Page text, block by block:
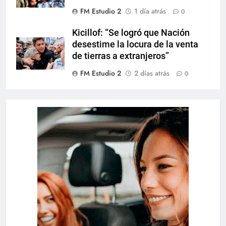
FM Estudio 2 1 día atrás 0
Kicillof: “Se logró que Nación
desestime la locura de la venta
de tierras a extranjeros”
FM Estudio 2
2 días atrás 0